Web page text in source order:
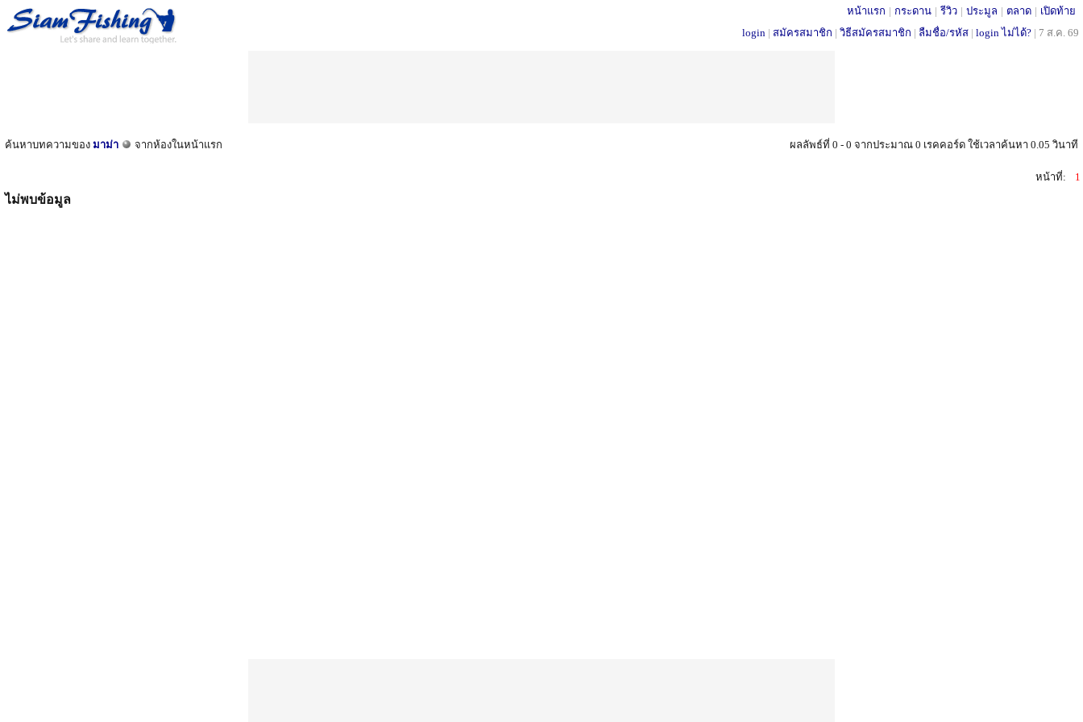
หน้าแรก | กระดาน | รีวิว | ประมูล | ตลาด | เปิดท้าย
login | สมัครสมาชิก | วิธีสมัครสมาชิก | ลืมชื่อ/รหัส | login ไม่ได้? | 7 ส.ค. 69
ค้นหาบทความของ มาม่า จากห้องในหน้าแรก ผลลัพธ์ที่ 0 - 0 จากประมาณ 0 เรคคอร์ด ใช้เวลาค้นหา 0.05 วินาที
หน้าที่: 1
ไม่พบข้อมูล